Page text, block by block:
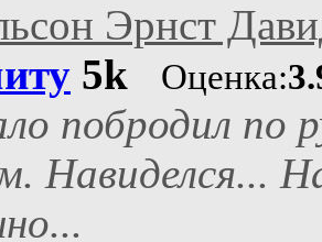
Эрнст
5k Оценка:
побродил по
Навиделся...